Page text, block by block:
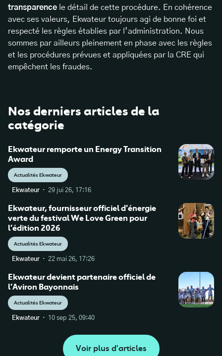
transparence le détail de cette procédure. En cohérence
avec ses valeurs, Ekwateur toujours agi de bonne foi et
respecté les règles établies par l’administration. Nous
sommes par ailleurs pleinement en phase avec les règles
et les procédures prévues et appliquées par la CRE qui
empêchent les fraudes.
Nos derniers articles de la
catégorie
Ekwateur remporte un Energy Transition
Award
Actualités Ekwateur
Ekwateur · 29 jui 26, 17:16
Ekwateur, fournisseur officiel d’énergie
verte du festival We Love Green pour
l’édition 2026
Actualités Ekwateur
Ekwateur · 22 mai 26, 17:26
Ekwateur devient partenaire officiel de
l’Aviron Bayonnais
Actualités Ekwateur
Ekwateur · 10 sep 25, 09:40
Voir plus d'articles